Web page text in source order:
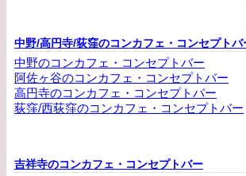
中野/高円寺/荻窪のコンカフェ・コンセプトバ
中野のコンカフェ・コンセプトバー
阿佐ヶ谷のコンカフェ・コンセプトバー
高円寺のコンカフェ・コンセプトバー
荻窪/西荻窪のコンカフェ・コンセプトバー
吉祥寺のコンカフェ・コンセプトバー